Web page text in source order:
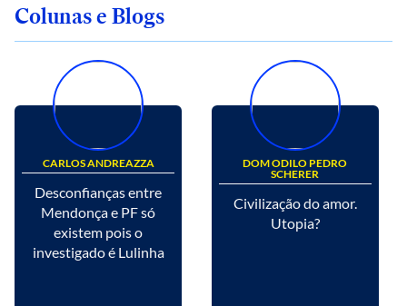
Colunas e Blogs
CARLOS ANDREAZZA
Desconfianças entre
Mendonça e PF só
existem pois o
investigado é Lulinha
DOM ODILO PEDRO
SCHERER
Civilização do amor.
Utopia?